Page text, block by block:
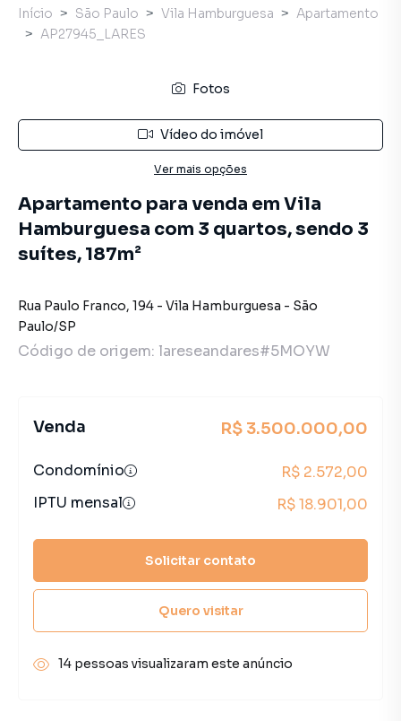
Início São Paulo Vila Hamburguesa
Apartamento
AP27945_LARES
Fotos
Vídeo do imóvel
Ver mais opções
Apartamento para venda em Vila
Hamburguesa com 3 quartos, sendo 3
suítes, 187m²
Rua Paulo Franco, 194 - Vila Hamburguesa - São
Paulo/SP
Código de origem: lareseandares#5MOYW
Venda R$ 3.500.000,00
Condomínio
R$ 2.572,00
IPTU mensal
R$ 18.901,00
Solicitar contato
Quero visitar
14 pessoas visualizaram este anúncio